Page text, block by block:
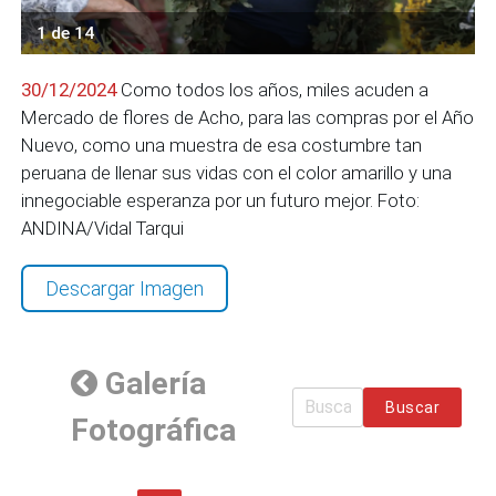
1 de 14
30/12/2024Como todos los años, miles acuden a
Mercado de flores de Acho, para las compras por el Año
Nuevo, como una muestra de esa costumbre tan
peruana de llenar sus vidas con el color amarillo y una
innegociable esperanza por un futuro mejor. Foto:
ANDINA/Vidal Tarqui
Descargar Imagen
Galería
Fotográfica
Buscar